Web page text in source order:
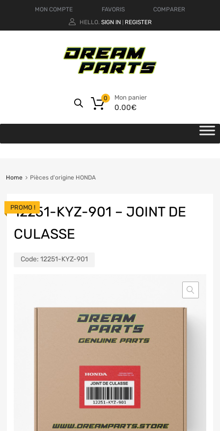
MON COMPTE FAVORIS
COMPARER
HELLO. SIGN IN REGISTER
Mon panier
0.00€
0
Home Pièces d'origine HONDA
12251-KYZ-901 – JOINT DE
CULASSE
Code: 12251-KYZ-901
PROMO !